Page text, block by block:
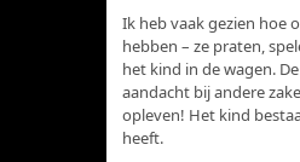
Ik heb vaak gezien hoe
hebben – ze praten,
het kind in de wagen.
aandacht bij andere
opleven! Het kind
heeft.